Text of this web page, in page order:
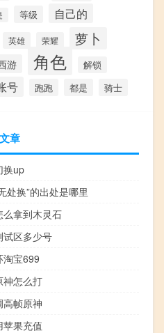
等级 自己的
英雄 荣耀
萝卜
游 角色 解锁
号 跑跑 都是 骑士
章
换up
处换”的出处是哪里
么拿到木灵石
试区多少号
淘宝699
神怎么打
高帧原神
苹果充值